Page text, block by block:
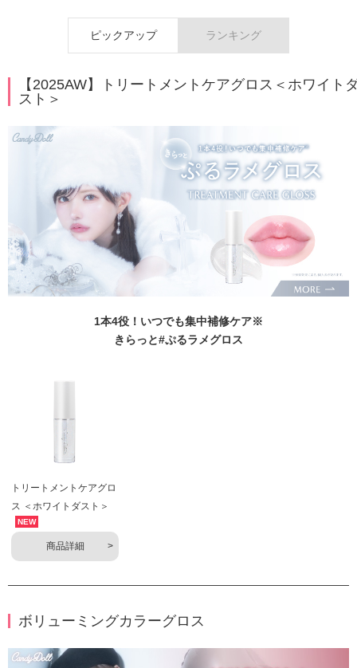
ピックアップ ランキング
【2025AW】トリートメントケアグロス＜ホワイト
スト＞
1本4役！いつでも集中補修ケア※
きらっと#ぷるラメグロス
トリートメントケアグロ
ス ＜ホワイトダスト＞
NEW
商品詳細
ボリューミングカラーグロス